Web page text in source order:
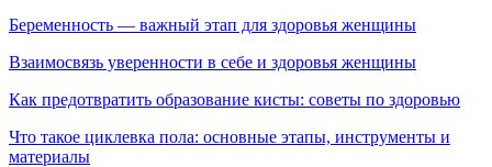
Беременность — важный этап для здоровья женщины
Взаимосвязь уверенности в себе и здоровья женщины
Как предотвратить образование кисты: советы по здоровью
Что такое циклевка пола: основные этапы, инструменты и
материалы